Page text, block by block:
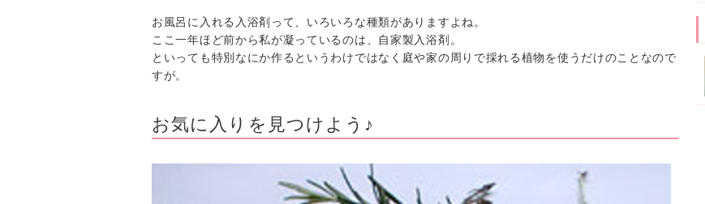
お風呂に入れる入浴剤って、いろいろな種類がありますよね。
ここ一年ほど前から私が凝っているのは、自家製入浴剤。
といっても特別なにか作るというわけではなく庭や家の周りで採れる植物を使うだけのことなので
すが。
お気に入りを見つけよう♪